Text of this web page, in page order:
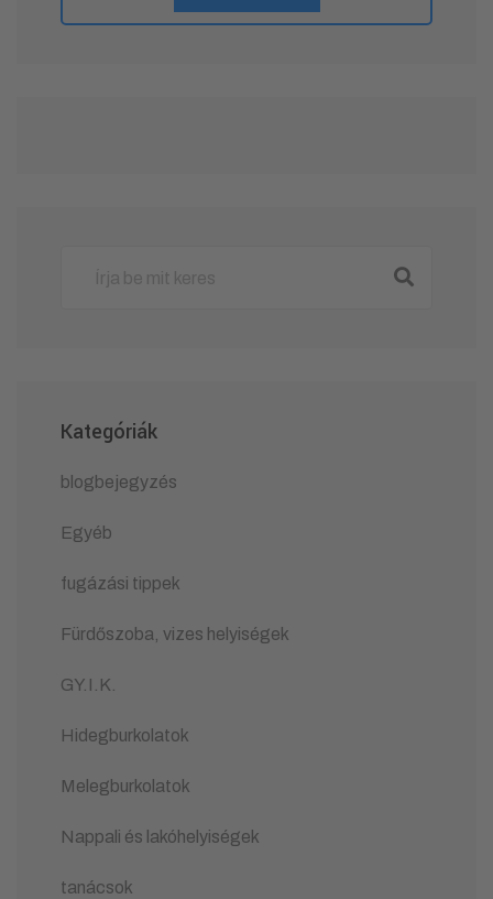
Kategóriák
blogbejegyzés
Egyéb
fugázási tippek
Fürdőszoba, vizes helyiségek
GY.I.K.
Hidegburkolatok
Melegburkolatok
Nappali és lakóhelyiségek
tanácsok